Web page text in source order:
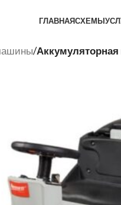
ГЛАВНАЯСХЕМЫ
/